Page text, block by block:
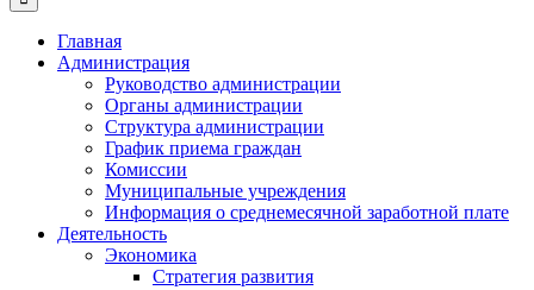
Главная
Администрация
Руководство администрации
Органы администрации
Структура администрации
График приема граждан
Комиссии
Муниципальные учреждения
Информация о среднемесячной заработной плате
Деятельность
Экономика
Стратегия развития